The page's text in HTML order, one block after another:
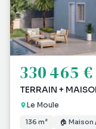
330 465 €
TERRAIN +
Le Moule
136 m² 🏠 Maison